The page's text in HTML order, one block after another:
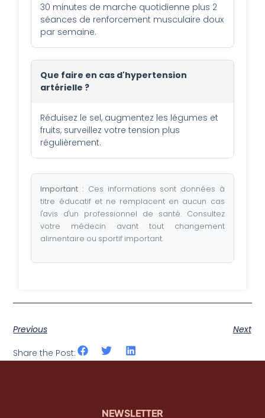
30 minutes de marche quotidienne plus 2
séances de renforcement musculaire doux
par semaine.
Que faire en cas d'hypertension
artérielle ?
Réduisez le sel, augmentez les légumes et
fruits, surveillez votre tension plus
régulièrement.
Important : Ces informations sont données à
titre éducatif et ne remplacent en aucun cas
l'avis d'un professionnel de santé. Consultez
votre médecin avant tout changement
alimentaire ou sportif important.
Previous
Next
Share the Post:
NEWSLETTER